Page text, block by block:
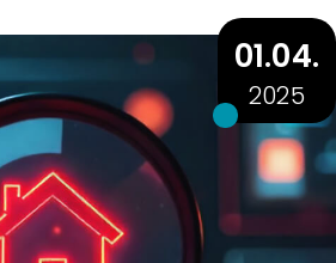
01.04.
2025